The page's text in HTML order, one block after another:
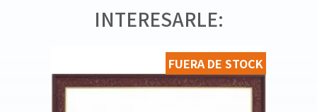
INTERESARLE:
FUERA DE STOCK